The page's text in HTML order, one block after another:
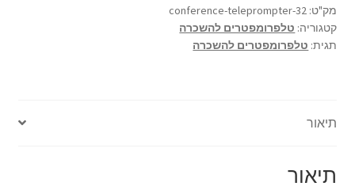
לכנסים
והופעות
32"
-
אחד
מק"ט: conference-teleprompter-32
קטגוריה: טלפרומפטרים להשכרה
תגית: טלפרומפטרים להשכרה
תיאור
תיאור